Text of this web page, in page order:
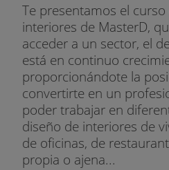
Te presentamos el
interiores de MasterD,
acceder a un sector, el
está en continuo
proporcionándote la
convertirte en un
poder trabajar en
diseño de interiores de
de oficinas, de
propia o ajena...